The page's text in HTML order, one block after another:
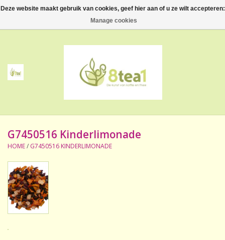
0 Artikelen - €--,--
Thee
Accessoires
NIEUW! Verpakte thee
BeppeDeli en 8tea1
Contact
G7450516 Kinderlimonade
HOME/ G7450516 KINDERLIMONADE
Deze website maakt gebruik van cookies, geef hier aan of u ze wilt accepteren:
Manage cookies